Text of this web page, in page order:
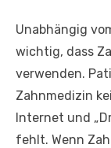
Unabhängig
wichtig, dass
verwenden.
Zahnmedizin
Internet und
fehlt. Wenn